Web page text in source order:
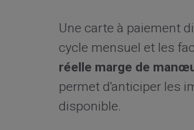
Une carte à paiement
cycle mensuel et les
réelle marge de
permet d'anticiper les
disponible.